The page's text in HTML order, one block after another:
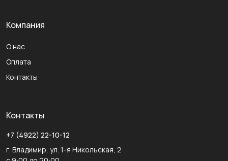
Компания
О нас
Оплата
Контакты
Контакты
+7 (4922) 22-10-12
г. Владимир, ул. 1-я Никольская, 2